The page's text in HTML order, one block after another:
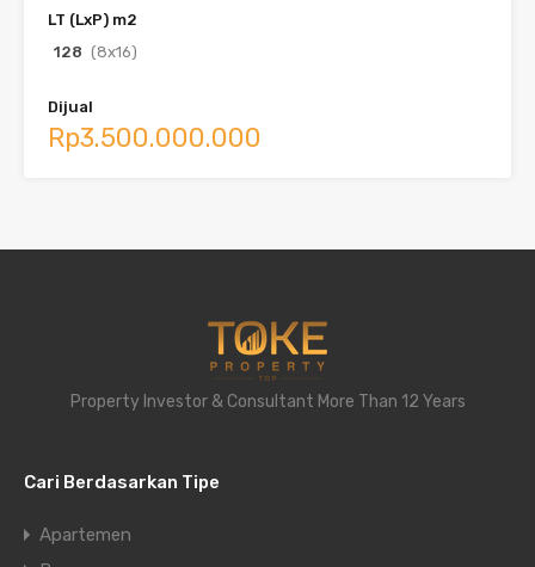
LT (LxP) m2
128 (8x16)
Dijual
Rp3.500.000.000
Property Investor & Consultant More Than 12 Years
Cari Berdasarkan Tipe
Apartemen